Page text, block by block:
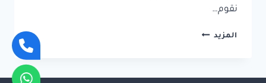
نقوم…
المزيد تركيب